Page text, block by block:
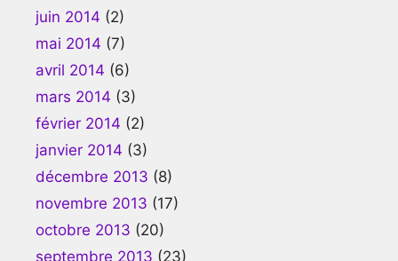
juin 2014 (2)
mai 2014 (7)
avril 2014 (6)
mars 2014 (3)
février 2014 (2)
janvier 2014 (3)
décembre 2013 (8)
novembre 2013 (17)
octobre 2013 (20)
septembre 2013 (23)